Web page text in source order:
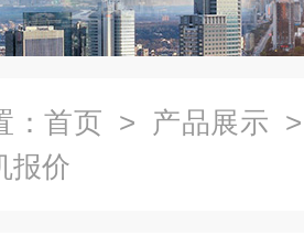
首页 > 产品展示
报价